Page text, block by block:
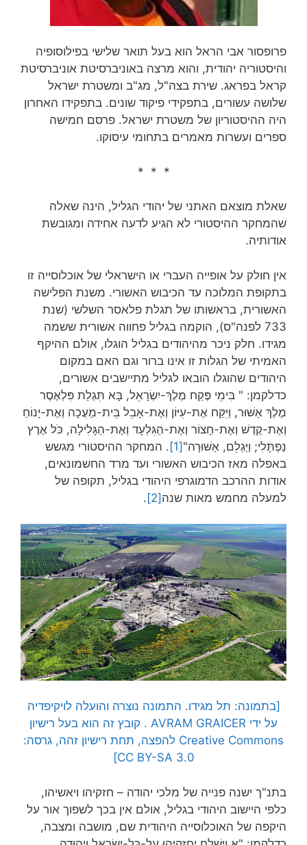
פרופסור אבי הראל הוא בעל תואר שלישי בפילוסופיה
והיסטוריה יהודית, והוא מרצה באוניברסיטת אוניברסיטת
קראל בפראג. שירת בצה"ל, מג"ב ומשטרת ישראל
שלושה עשורים, בתפקידי פיקוד שונים. בתפקידו האחרון
היה ההיסטוריון של משטרת ישראל. פרסם חמישה
ספרים ועשרות מאמרים בתחומי עיסוקו.
* * *
שאלת מוצאם האתני של יהודי הגליל, הינה שאלה
שהמחקר ההיסטורי לא הגיע לדעה אחידה ומגובשת
אודותיה.
אין חולק על אופייה העברי או הישראלי של אוכלוסייה זו
בתקופת המלוכה עד הכיבוש האשורי. משנת הפלישה
האשורית, בראשותו של תגלת פלאסר השלשי (שנת
733 לפנה"ס), הוקמה בגליל פחווה אשורית ששמה
מגידו. חלק ניכר מהיהודים בגליל הוגלו, אולם ההיקף
האמיתי של הגלות זו אינו ברור וגם האם במקום
היהודים שהוגלו הובאו לגליל מתיישבים אשורים,
כדלקמן: " בִּימֵי פֶּקַח מֶלֶךְ-יִשְׂרָאֵל, בָּא תִּגְלַת פִּלְאֶסֶר
מֶלֶךְ אַשּׁוּר, וַיִּקַּח אֶת-עִיּוֹן וְאֶת-אָבֵל בֵּית-מַעֲכָה וְאֶת-יָנוֹחַ
וְאֶת-קֶדֶשׁ וְאֶת-חָצוֹר וְאֶת-הַגִּלְעָד וְאֶת-הַגָּלִילָה, כֹּל אֶרֶץ
נַפְתָּלִי; וַיַּגְלֵם, אַשּׁוּרָה"[1]
. המחקר ההיסטורי מגשש
באפלה מאז הכיבוש האשורי ועד מרד החשמונאים,
אודות ההרכב הדמוגרפי היהודי בגליל, תקופה של
למעלה מחמש מאות שנה[2]
.
[בתמונה: תל מגידו. התמונה נוצרה והועלה לויקיפדיה
על ידי AVRAM GRAICER . קובץ זה הוא בעל רישיון
Creative Commons להפצה, תחת רישיון זהה, גרסה:
CC BY-SA 3.0]
בתנ"ך ישנה פנייה של מלכי יהודה – חזקיהו ויאשיהו,
כלפי היישוב היהודי בגליל, אולם אין בכך לשפוך אור על
היקפה של האוכלוסייה היהודית שם, מושבה ומצבה,